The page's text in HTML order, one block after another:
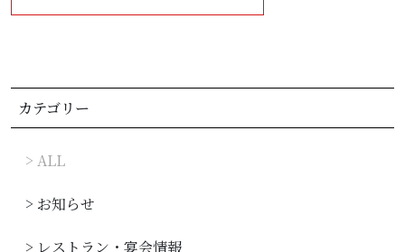
よくあるご質問
宿泊予約
カテゴリー
> ALL
> お知らせ
> レストラン・宴会情報